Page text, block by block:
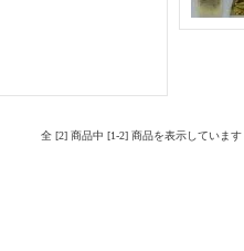
全 [2] 商品中 [1-2] 商品を表示しています